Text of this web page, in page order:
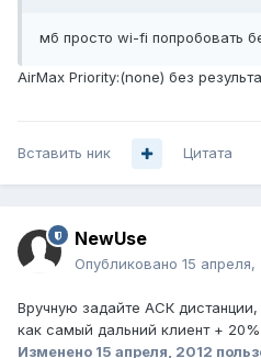
мб просто wi-fi попробовать
AirMax Priority:(none) без
Вставить ник Цитата
NewUse
Опубликовано 15 апреля,
Вручную задайте АСК
как самый дальний клиент + 20%
Изменено 15 апреля, 2012